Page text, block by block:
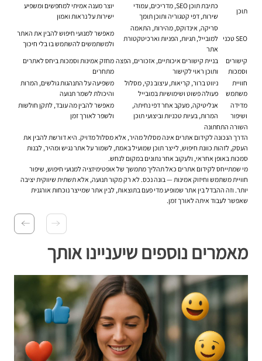
תוכן
כתיבת תוכן SEO, מדריכים, עמודי
שירות, דפי קטגוריה ותוכן תומך
יוצר מענה אמיתי למחפשים ומשפיע
ישירות על נראות ואמון
SEO טכני
סריקה, אינדוקס, מהירות, התאמה
למובייל, תגיות, הפניות וארכיטקטורת
אתר
מאפשר למנועי חיפוש להבין את האתר
ולמשתמשים להשתמש בו בלי חיכוך
קישורים
וסמכות
בניית קישורים איכותיים, אזכורים, הפצה
ותוכן ראוי לקישור
מחזק אמינות וסמכות ביחס לאתרים
מתחרים
חוויית
משתמש
ניווט ברור, קריאות, עיצוב נקי, מסלול
פעולה פשוט ושימושיות במובייל
משפיעה על התנהגות גולשים, המרות
והיכולת לשמר תנועה
מדידה
ושיפור
אנליטיקה, מעקב אחר דפי נחיתה,
המרות, בעיות טכניות וביצועי תוכן
מאפשר להבין מה עובד, לתקן חולשות
ולשפר לאורך זמן
השורה התחתונה
הדרך הנכונה לקידום אתרים אינה מסלול מהיר, אלא מסלול מדויק. היא דורשת להבין את
העסק, לזהות כוונת חיפוש, לייצר תוכן שמועיל באמת, לשמור על אתר נגיש ומהיר, לבנות
סמכות באופן אחראי, ולעקוב אחר נתונים במקום לנחש.
מי שמתייחס לקידום אתרים כאל תהליך מתמשך של אופטימיזציה למנועי חיפוש, שיפור
חוויית משתמש וחיזוק אמינות — בונה נכס. לא רק מקור תנועה, אלא תשתית שיווקית יציבה
יותר. וזה ההבדל בין אתר שמופיע מדי פעם בתוצאות, לבין אתר שמייצר נוכחות אורגנית
שאפשר לעבוד איתה לאורך זמן.
מאמרים נוספים שיעניינו אותך